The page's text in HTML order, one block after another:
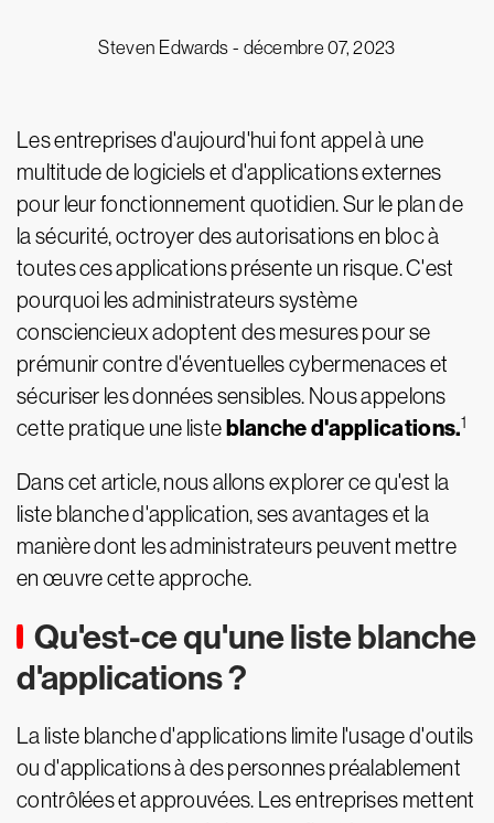
Steven Edwards - décembre 07, 2023
Les entreprises d'aujourd'hui font appel à une
multitude de logiciels et d'applications externes
pour leur fonctionnement quotidien. Sur le plan de
la sécurité, octroyer des autorisations en bloc à
toutes ces applications présente un risque. C'est
pourquoi les administrateurs système
consciencieux adoptent des mesures pour se
prémunir contre d'éventuelles cybermenaces et
sécuriser les données sensibles. Nous appelons
cette pratique une listeblanche d'applications.1
Dans cet article, nous allons explorer ce qu'est la
liste blanche d'application, ses avantages et la
manière dont les administrateurs peuvent mettre
en œuvre cette approche.
Qu'est-ce qu'une liste blanche
d'applications ?
La liste blanche d'applications limite l'usage d'outils
ou d'applications à des personnes préalablement
contrôlées et approuvées. Les entreprises mettent